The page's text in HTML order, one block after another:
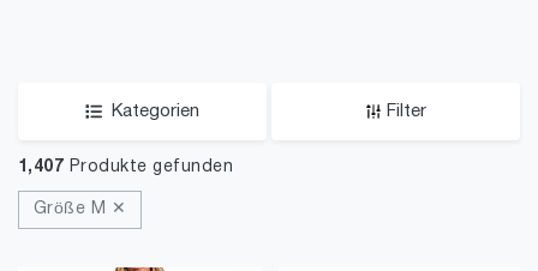
Kategorien Filter
1,407 Produkte gefunden
Größe M ✕